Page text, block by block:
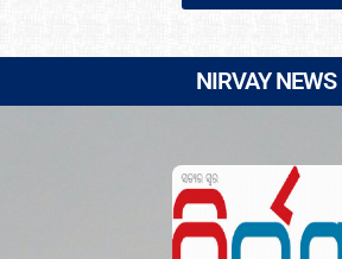
NIRVAY NEWS